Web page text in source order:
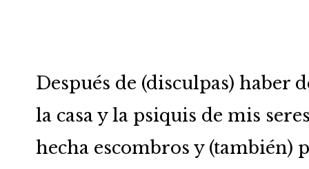
Después de (disculpas) haber
la casa y la psiquis de mis
hecha escombros y (también)